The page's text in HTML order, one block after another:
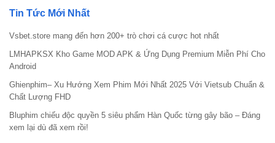
Tin Tức Mới Nhất
Vsbet.store mang đến hơn 200+ trò chơi cá cược hot nhất
LMHAPKSX Kho Game MOD APK & Ứng Dụng Premium Miễn Phí Cho
Android
Ghienphim– Xu Hướng Xem Phim Mới Nhất 2025 Với Vietsub Chuẩn &
Chất Lượng FHD
Bluphim chiếu độc quyền 5 siêu phẩm Hàn Quốc từng gây bão – Đáng
xem lại dù đã xem rồi!